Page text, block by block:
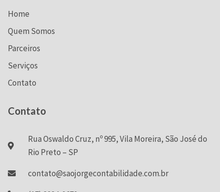
Home
Quem Somos
Parceiros
Serviços
Contato
Contato
Rua Oswaldo Cruz, nº 995, Vila Moreira, São José do
Rio Preto – SP
contato@saojorgecontabilidade.com.br